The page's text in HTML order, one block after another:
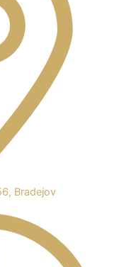
Bradejov